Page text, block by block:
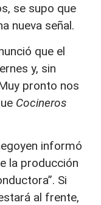
se supo que
nueva señal.
que el
y, sin
pronto nos
Cocineros
informó
la producción
Si
al frente,